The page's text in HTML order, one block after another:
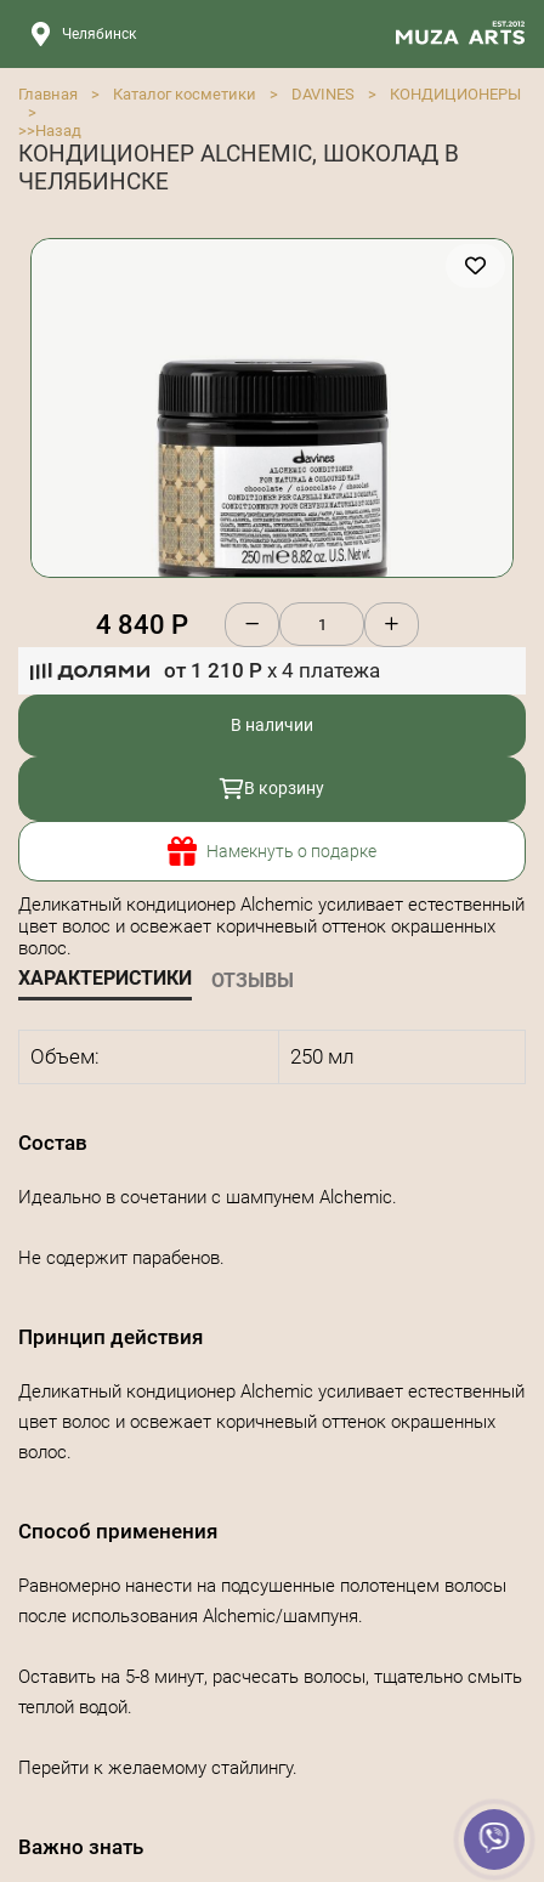
Челябинск
Главная > Каталог косметики > DAVINES >
КОНДИЦИОНЕРЫ
>
>>Назад
КОНДИЦИОНЕР ALCHEMIC, ШОКОЛАД В
ЧЕЛЯБИНСКЕ
4 840 Р
от 1 210 Р x 4 платежа
В наличии
В корзину
Намекнуть о подарке
Деликатный кондиционер Alchemic усиливает естественный
цвет волос и освежает коричневый оттенок окрашенных
волос.
ХАРАКТЕРИСТИКИ ОТЗЫВЫ
Объем: 250 мл
Состав
Идеально в сочетании с шампунем Alchemic.
Не содержит парабенов.
Принцип действия
Деликатный кондиционер Alchemic усиливает естественный
цвет волос и освежает коричневый оттенок окрашенных
волос.
Способ применения
Равномерно нанести на подсушенные полотенцем волосы
после использования Alchemic/шампуня.
Оставить на 5-8 минут, расчесать волосы, тщательно смыть
теплой водой.
Перейти к желаемому стайлингу.
Важно знать